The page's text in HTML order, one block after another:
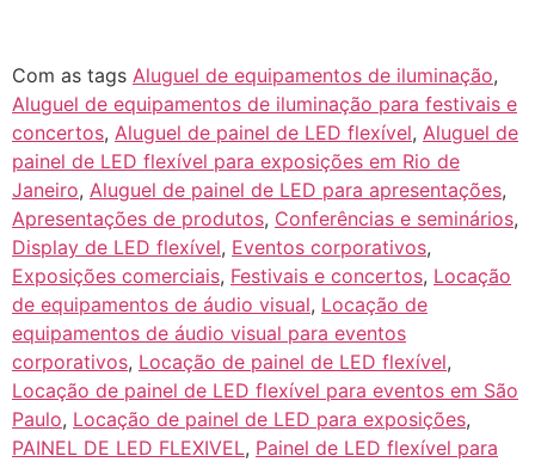
Com as tags Aluguel de equipamentos de iluminação,
Aluguel de equipamentos de iluminação para festivais e
concertos, Aluguel de painel de LED flexível, Aluguel de
painel de LED flexível para exposições em Rio de
Janeiro, Aluguel de painel de LED para apresentações,
Apresentações de produtos, Conferências e seminários,
Display de LED flexível, Eventos corporativos,
Exposições comerciais, Festivais e concertos, Locação
de equipamentos de áudio visual, Locação de
equipamentos de áudio visual para eventos
corporativos, Locação de painel de LED flexível,
Locação de painel de LED flexível para eventos em São
Paulo, Locação de painel de LED para exposições,
PAINEL DE LED FLEXIVEL, Painel de LED flexível para